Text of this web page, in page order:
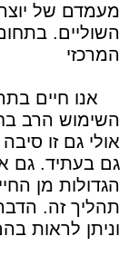
מעמדם של
השוליים.
המרכזי
אנו חיים
השימוש הרב
אולי גם זו
גם בעתיד. גם
הגדולות מן
תהליך זה.
וניתן לראות